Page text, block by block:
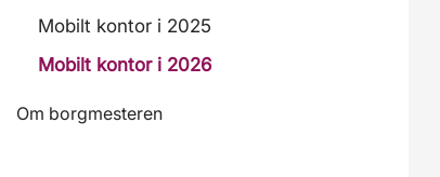
Mobilt kontor i 2025
Mobilt kontor i 2026
Om borgmesteren